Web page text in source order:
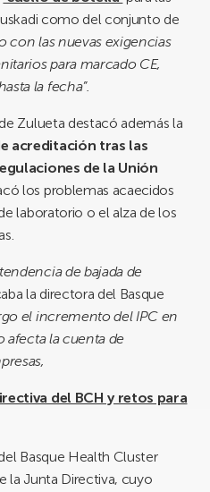
como del conjunto de
con las nuevas exigencias
para marcado CE,
la fecha”.
Zulueta destacó además la
acreditación tras las
de la Unión
los problemas acaecidos
laboratorio o el alza de los
de bajada de
la directora del Basque
el incremento del IPC en
afecta la cuenta de
del BCH y retos para
Basque Health Cluster
la Junta Directiva, cuyo